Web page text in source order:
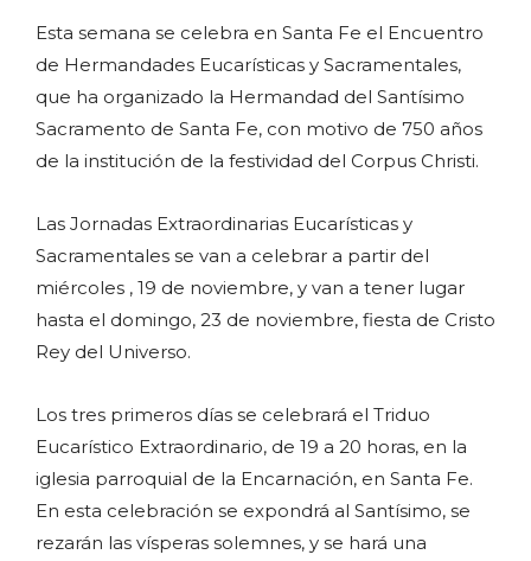
Esta semana se celebra en Santa Fe el Encuentro
de Hermandades Eucarísticas y Sacramentales,
que ha organizado la Hermandad del Santísimo
Sacramento de Santa Fe, con motivo de 750 años
de la institución de la festividad del Corpus Christi.
Las Jornadas Extraordinarias Eucarísticas y
Sacramentales se van a celebrar a partir del
miércoles , 19 de noviembre, y van a tener lugar
hasta el domingo, 23 de noviembre, fiesta de Cristo
Rey del Universo.
Los tres primeros días se celebrará el Triduo
Eucarístico Extraordinario, de 19 a 20 horas, en la
iglesia parroquial de la Encarnación, en Santa Fe.
En esta celebración se expondrá al Santísimo, se
rezarán las vísperas solemnes, y se hará una